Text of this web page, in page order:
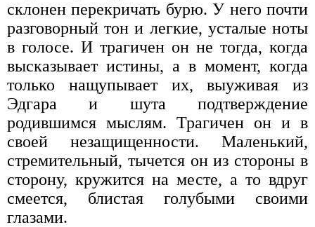
склонен перекричать бурю. У него почти
разговорный тон и легкие, усталые ноты
в голосе. И трагичен он не тогда, когда
высказывает истины, а в момент, когда
только нащупывает их, выуживая из
Эдгара и шута подтверждение
родившимся мыслям. Трагичен он и в
своей незащищенности. Маленький,
стремительный, тычется он из стороны в
сторону, кружится на месте, а то вдруг
смеется, блистая голубыми своими
глазами.